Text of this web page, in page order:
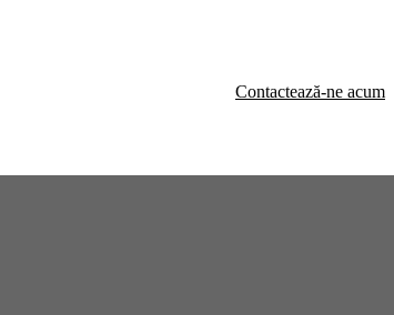
Contactează-ne acum